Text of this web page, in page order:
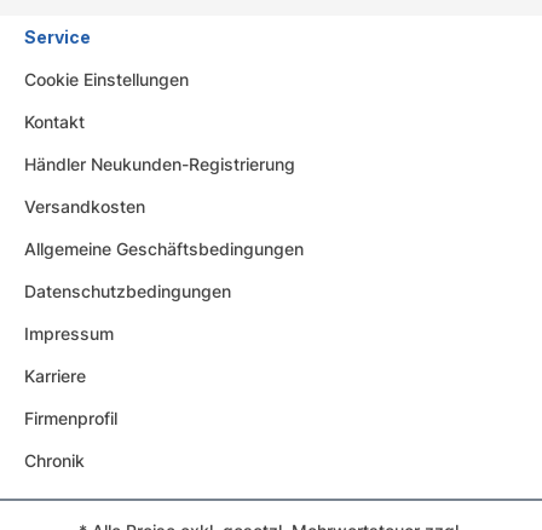
Service
Cookie Einstellungen
Kontakt
Händler Neukunden-Registrierung
Versandkosten
Allgemeine Geschäftsbedingungen
Datenschutzbedingungen
Impressum
Karriere
Firmenprofil
Chronik